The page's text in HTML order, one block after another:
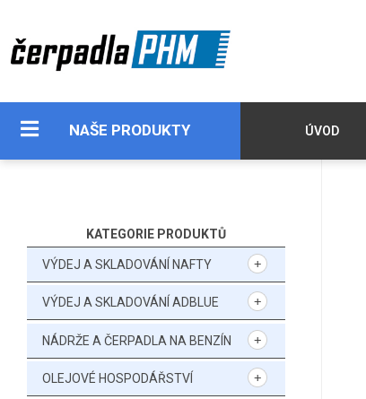
NAŠE PRODUKTY ÚVOD
KATEGORIE PRODUKTŮ
VÝDEJ A SKLADOVÁNÍ NAFTY
VÝDEJ A SKLADOVÁNÍ ADBLUE
NÁDRŽE A ČERPADLA NA BENZÍN
OLEJOVÉ HOSPODÁŘSTVÍ